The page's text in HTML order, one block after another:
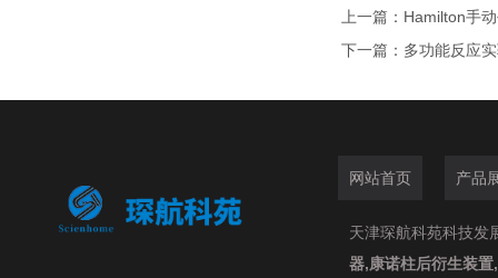
上一篇： Hamilton手
下一篇： 多功能反应
网站首页 产品
天津琛航科苑科技发
器,康诺柱后衍生装